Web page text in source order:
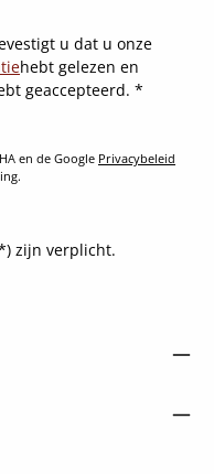
u dat u onze
hebt gelezen en
geaccepteerd. *
en de Google Privacybeleid
zijn verplicht.